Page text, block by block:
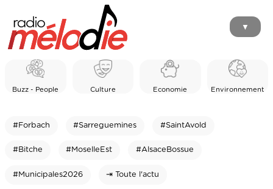
▼
Buzz - People Culture Economie Environnement
#Forbach #Sarreguemines #SaintAvold
#Bitche #MoselleEst #AlsaceBossue
#Municipales2026 ⇥ Toute l'actu